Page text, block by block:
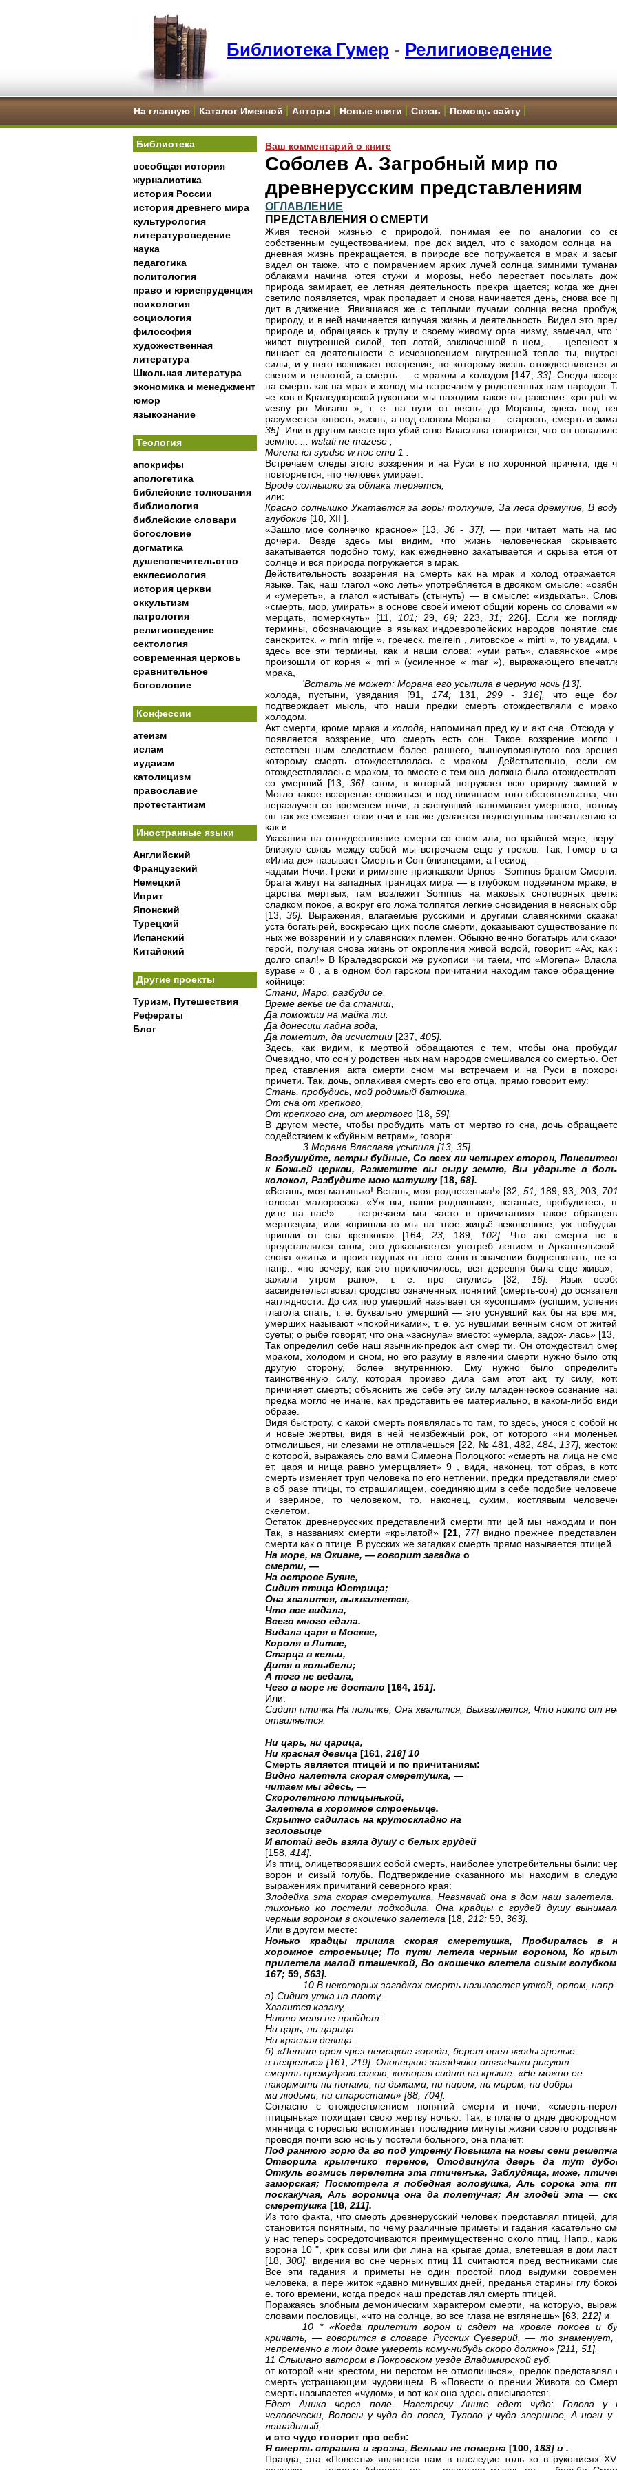
Библиотека Гумер - Религиоведение
На главную Каталог Именной Авторы Новые книги Связь Помощь сайту
Библиотека
всеобщая история
журналистика
история России
история древнего мира
культурология
литературоведение
наука
педагогика
политология
право и юриспруденция
психология
социология
философия
художественная
литература
Школьная литература
экономика и менеджмент
юмор
языкознание
Теология
апокрифы
апологетика
библейские толкования
библиология
библейские словари
богословие
догматика
душепопечительство
екклесиология
история церкви
оккультизм
патрология
религиоведение
сектология
современная церковь
сравнительное
богословие
Конфессии
атеизм
ислам
иудаизм
католицизм
православие
протестантизм
Иностранные языки
Английский
Французский
Немецкий
Иврит
Японский
Турецкий
Испанский
Китайский
Другие проекты
Туризм, Путешествия
Рефераты
Блог
Ваш комментарий о книге
Соболев А. Загробный мир по
древнерусским представлениям
ОГЛАВЛЕНИЕ
ПРЕДСТАВЛЕНИЯ О СМЕРТИ
Живя тесной жизнью с природой, понимая ее по аналогии со
собственным существованием, пре док видел, что с заходом солнца на
дневная жизнь прекращается, в природе все погружается в мрак и
видел он также, что с помрачением ярких лучей солнца зимними
облаками начина ются стужи и морозы, небо перестает посылать
природа замирает, ее летняя деятельность прекра щается; когда же
светило появляется, мрак пропадает и снова начинается день, снова все
дит в движение. Явившаяся же с теплыми лучами солнца весна
природу, и в ней начинается кипучая жизнь и деятельность. Видел это
природе и, обращаясь к трупу и своему живому орга низму, замечал, что
живет внутренней силой, теп лотой, заключенной в нем, — цепенеет
лишает ся деятельности с исчезновением внутренней тепло ты,
силы, и у него возникает воззрение, по которому жизнь отождествляется
светом и теплотой, а смерть — с мраком и холодом [147, 33]. Следы
на смерть как на мрак и холод мы встречаем у родственных нам народов.
че хов в Краледворской рукописи мы находим такое вы ражение: «ро puti
vesny po Moranu », т. е. на пути от весны до Мораны; здесь под
разумеется юность, жизнь, а под словом Морана — старость, смерть и
35]. Или в другом месте про убий ство Власлава говорится, что он
землю:
wstati пе mazese ;
Morena iei sypdse w noc emu 1 .
Встречаем следы этого воззрения и на Руси в по хоронной причети, где
повторяется, что человек умирает:
Вроде солнышко за облака теряется,
или:
Красно солнышко Укатается за горы толкучие, За леса дремучие, В
глубокие [18, XII ].
«Зашло мое солнечко красное» [13, 36- 37],— при читает мать на
дочери. Везде здесь мы видим, что жизнь человеческая
закатывается подобно тому, как ежедневно закатывается и скрыва ется
солнце и вся природа погружается в мрак.
Действительность воззрения на смерть как на мрак и холод
языке. Так, наш глагол «око леть» употребляется в двояком смысле:
и «умереть», а глагол «истывать (стынуть) — в смысле: «издыхать».
«смерть, мор, умирать» в основе своей имеют общий корень со словами
мерцать, померкнуть» [11,
101; 29, 69; 223,31; 226]. Если же
термины, обозначающие в языках индоевропейских народов понятие
санскритск. « mrin mrije », греческ. meirein , литовское « mirti », то увидим,
здесь все эти термины, как и наши слова: «уми рать», славянское
произошли от корня « mri » (усиленное « mar »), выражающего
мрака,
'Встать не может; Морана его усыпила в черную ночь [13].
холода, пустыни, увядания [91,
174; 131,299 - 316], что еще
подтверждает мысль, что наши предки смерть отождествляли с
холодом.
Акт смерти, кроме мрака ихолода, напоминал пред ку и акт сна. Отсюда у
появляется воззрение, что смерть есть сон. Такое воззрение могло
естествен ным следствием более раннего, вышеупомянутого воз
которому смерть отождествлялась с мраком. Действительно, если
отождествлялась с мраком, то вместе с тем она должна была
со умерший [13, 36]. сном, в который погружает всю природу зимний
Могло такое воззрение сложиться и под влиянием того обстоятельства,
неразлучен со временем ночи, а заснувший напоминает умершего,
он так же смежает свои очи и так же делается недоступным впечатлению
как и
Указания на отождествление смерти со сном или, по крайней мере, веру
близкую связь между собой мы встречаем еще у греков. Так, Гомер в
«Илиа де» называет Смерть и Сон близнецами, а Гесиод —
чадами Ночи. Греки и римляне признавали Upnos - Somnus братом
брата живут на западных границах мира — в глубоком подземном мраке,
царства мертвых; там возлежит Somnus на маковых снотворных
сладком покое, а вокруг его ложа толпятся легкие сновидения в неясных
[13,36]. Выражения, влагаемые русскими и другими славянскими
уста богатырей, воскресаю щих после смерти, доказывают существование
ных же воззрений и у славянских племен. Обыкно венно богатырь или
герой, получая снова жизнь от окропления живой водой, говорит: «Ах,
долго спал!» В Краледворской же рукописи чи таем, что «Могепа»
sypase » 8 , а в одном бол гарском причитании находим такое обращение
койнице:
Стани, Маро, разбуди се,
Време векье ие да станиш,
Да поможиш на майка ти.
Да донесиш ладна вода,
Да пометит, да исчистиш [237, 405].
Здесь, как видим, к мертвой обращаются с тем, чтобы она
Очевидно, что сон у родствен ных нам народов смешивался со смертью.
пред ставления акта смерти сном мы встречаем и на Руси в
причети. Так, дочь, оплакивая смерть сво его отца, прямо говорит ему:
Стань, пробудись, мой родимый батюшка,
От сна от крепкого,
От крепкого сна, от мертвого [18, 59].
В другом месте, чтобы пробудить мать от мертво го сна, дочь
содействием к «буйным ветрам», говоря:
3 Морана Власлава усыпила [13, 35].
Возбушуйте, ветры буйные, Со всех ли четырех сторон,
к Божьей церкви, Разметите вы сыру землю, Вы ударьте в
колокол, Разбудите мою матушку[18, 68].
«Встань, моя матинько! Встань, моя роднесенька!» [32,51; 189, 93; 203,
голосит малоросска. «Уж вы, наши роднинькие, встаньте, пробудитесь,
дите на нас!» — встречаем мы часто в причитаниях такое
мертвецам; или «пришли-то мы на твое жицьё вековешное, уж
пришли от сна крепкова» [164,23; 189, 102]. Что акт смерти не
представлялся сном, это доказывается употреб лением в Архангельской
слова «жить» и произ водных от него слов в значении бодрствовать, не
напр.: «по вечеру, как это приключилось, вся деревня была еще
зажили утром рано», т. е. про снулись [32,
16]. Язык
засвидетельствовал сродство означенных понятий (смерть-сон) до
наглядности. До сих пор умерший называет ся «усопшим» (успшим,
глагола спать, т. е. буквально умерший — это уснувший как бы на вре
умерших называют «покойниками», т. е. ус нувшими вечным сном от
суеты; о рыбе говорят, что она «заснула» вместо: «умерла, задох- лась» [13,
Так определил себе наш язычник-предок акт смер ти. Он отождествил
мраком, холодом и сном, но его разуму в явлении смерти нужно было
другую сторону, более внутреннюю. Ему нужно было
таинственную силу, которая произво дила сам этот акт, ту силу,
причиняет смерть; объяснить же себе эту силу младенческое сознание
предка могло не иначе, как представить ее материально, в каком-либо
образе.
Видя быстроту, с какой смерть появлялась то там, то здесь, унося с собой
и новые жертвы, видя в ней неизбежный рок, от которого «ни
отмолишься, ни слезами не отплачешься [22, № 481, 482, 484, 137],
с которой, выражаясь сло вами Симеона Полоцкого: «смерть на лица не
ет, царя и нища равно умерщвляет» 9 , видя, наконец, тот образ, в
смерть изменяет труп человека по его нетлении, предки представляли
в об разе птицы, то страшилищем, соединяющим в себе подобие
и звериное, то человеком, то, наконец, сухим, костлявым
скелетом.
Остаток древнерусских представлений смерти пти цей мы находим и
Так, в названиях смерти «крылатой» [21, 77] видно прежнее
смерти как о птице. В русских же загадках смерть прямо называется птицей.
На море, на Окиане, — говорит загадка о
смерти, —
На острове Буяне,
Сидит птица Юстрица;
Она хвалится, выхваляется,
Что все видала,
Всего много едала.
Видала царя в Москве,
Короля в Литве,
Старца в кельи,
Дитя в колыбели;
А того не ведала,
Чего в море не достало [164, 151].
Или:
Сидит птичка На поличке, Она хвалится, Выхваляется, Что никто от
отвиляется:
Ни царь, ни царица,
Ни красная девица [161, 218] 10
Смерть является птицей и по причитаниям:
Видно налетела скорая смеретушка, —
читаем мы здесь, —
Скоролетною птицынькой,
Залетела в хоромное строеньице.
Скрытно садилась на крутоскладно на
зголовьице
И впотай ведь взяла душу с белых грудей
[158, 414].
Из птиц, олицетворявших собой смерть, наиболее употребительны были:
ворон и сизый голубь. Подтверждение сказанного мы находим в
выражениях причитаний северного края:
Злодейка эта скорая смеретушка, Невзначай она в дом наш
тихонько ко постели подходила. Она крадцы с грудей душу
черным вороном в окошечко залетела [18, 212; 59, 363].
Или в другом месте:
Нонько крадцы пришла скорая смеретушка, Пробиралась в
хоромное строеньице; По пути летела черным вороном, Ко
прилетела малой пташечкой, Во окошечко влетела сизым
167; 59, 563].
10 В некоторых загадках смерть называется уткой, орлом,
а) Сидит утка на плоту.
Хвалится казаку, —
Никто меня не пройдет:
Ни царь, ни царица
Ни красная девица.
б) «Летит орел чрез немецкие города, берет орел ягоды зрелые
и незрелые» [161, 219]. Олонецкие загадчики-отгадчики рисуют
смерть премудрою совою, которая сидит на крыше. «Не можно ее
накормити ни попами, ни дьяками, ни пиром, ни миром, ни добры
ми людьми, ни старостами» [88, 704].
Согласно с отождествлением понятий смерти и ночи, «смерть-
птицынька» похищает свою жертву ночью. Так, в плаче о дяде
мянница с горестью вспоминает последние минуты жизни своего
проводя почти всю ночь у постели больного, она плачет:
Под раннюю зорю да во под утренну Повышла на новы сени
Отворила крылечико переное, Отодвинула дверь да тут
Откуль возмись перелетна эта птиченъка, Заблудяща, може,
заморская; Посмотрела я победная головушка, Аль сорока эта
поскакучая, Аль вороница она да полетучая; Ан злодей эта —
смеретушка [18, 211].
Из того факта, что смерть древнерусский человек представлял птицей,
становится понятным, по чему различные приметы и гадания касательно
у нас теперь сосредоточиваются преимущественно около птиц. Напр.,
ворона 10 ", крик совы или фи лина на крыгае дома, влетевшая в дом
[18,300], видения во сне черных птиц 11 считаются пред вестниками
Все эти гадания и приметы не один простой плод выдумки
человека, а пере житок «давно минувших дней, преданья старины глу
е. того времени, когда предок наш представ лял смерть птицей.
Поражаясь злобным демоническим характером смерти, на которую,
словами пословицы, «что на солнце, во все глаза не взглянешь» [63, 212] и
10 * «Когда прилетит ворон и сядет на кровле покоев и
кричать, — говорится в словаре Русских Суеверий, — то
непременно в том доме умереть кому-нибудь скоро должно» [211, 51].
11 Слышано автором в Покровском уезде Владимирской губ.
от которой «ни крестом, ни перстом не отмолишься», предок представлял
смерть устрашающим чудовищем. В «Повести о прении Живота со
смерть называется «чудом», и вот как она здесь описывается:
Едет Аника через поле. Навстречу Анике едет чудо: Голова у
человечески,Волосы у чуда до пояса, Тулово у чуда звериное,А ноги у
лошадиный;
и это чудо говорит про себя:
Я смерть страшна и грозна, Вельми не померна [100, 183] и .
Правда, эта «Повесть» является нам в наследие толь ко в рукописях